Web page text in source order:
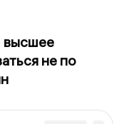
высшее
не по